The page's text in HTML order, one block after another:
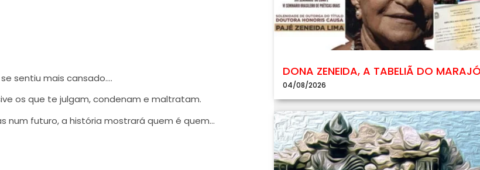
sentiu mais cansado….
os que te julgam, condenam e maltratam.
num futuro, a história mostrará quem é quem…
DONA ZENEIDA, A TABELIÃ DO
04/08/2026